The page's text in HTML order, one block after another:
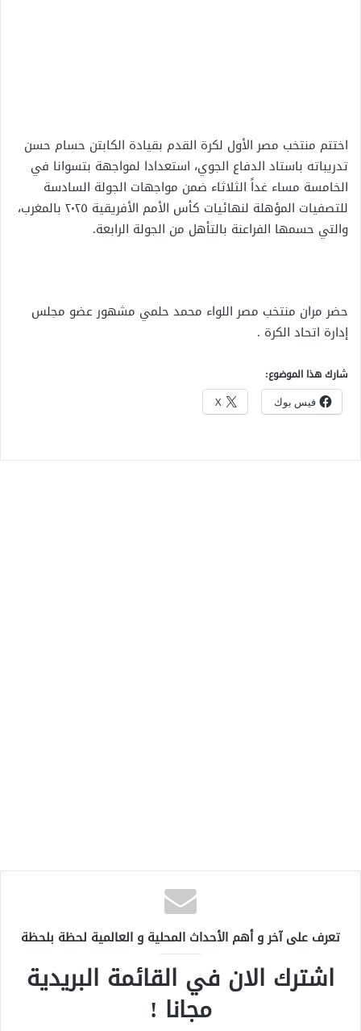
اختتم منتخب مصر الأول لكرة القدم بقيادة الكابتن حسام حسن
تدريباته باستاد الدفاع الجوي، استعدادا لمواجهة بتسوانا في
الخامسة مساء غداً الثلاثاء ضمن مواجهات الجولة السادسة
للتصفيات المؤهلة لنهائيات كأس الأمم الأفريقية ٢٠٢٥ بالمغرب،
والتي حسمها الفراعنة بالتأهل من الجولة الرابعة.
حضر مران منتخب مصر اللواء محمد حلمي مشهور عضو مجلس
إدارة اتحاد الكرة .
شارك هذا الموضوع:
فيس بوك X
تعرف على آخر و أهم الأحداث المحلية و العالمية لحظة بلحظة
اشترك الان في القائمة البريدية
مجانا !